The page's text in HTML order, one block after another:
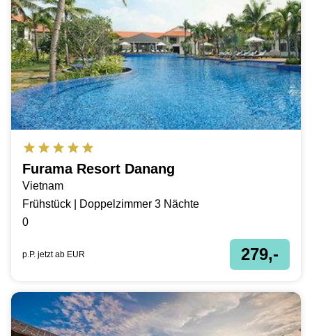
Furama Resort Danang
Vietnam
Frühstück | Doppelzimmer 3 Nächte
0
p.P. jetzt ab EUR 279,-